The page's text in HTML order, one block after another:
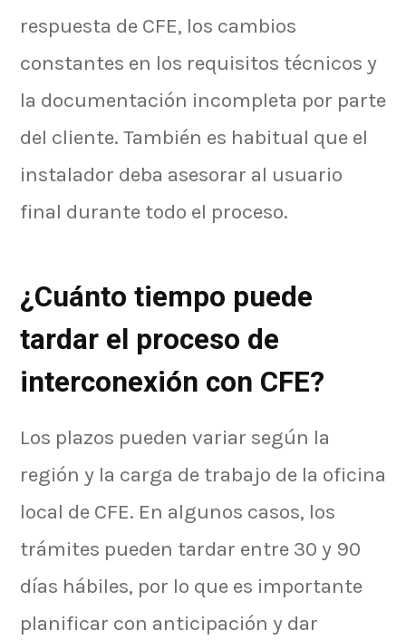
respuesta de CFE, los cambios
constantes en los requisitos técnicos y
la documentación incompleta por parte
del cliente. También es habitual que el
instalador deba asesorar al usuario
final durante todo el proceso.
¿Cuánto tiempo puede
tardar el proceso de
interconexión con CFE?
Los plazos pueden variar según la
región y la carga de trabajo de la oficina
local de CFE. En algunos casos, los
trámites pueden tardar entre 30 y 90
días hábiles, por lo que es importante
planificar con anticipación y dar